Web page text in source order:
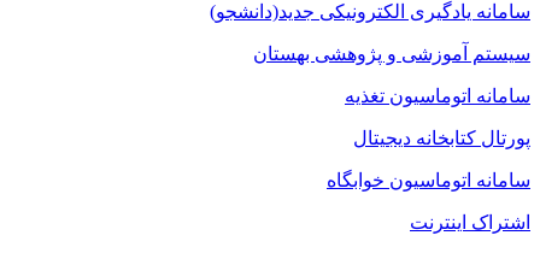
سامانه یادگیری الکترونیکی جدید(دانشجو)
سیستم آموزشی و پژوهشی بهستان
سامانه اتوماسیون تغذیه
پورتال کتابخانه دیجیتال
سامانه اتوماسیون خوابگاه
اشتراک اینترنت